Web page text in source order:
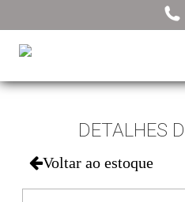
DETALHES
Voltar ao estoque